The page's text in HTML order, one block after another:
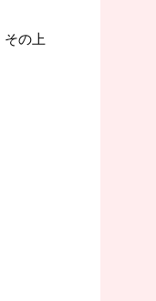
の上